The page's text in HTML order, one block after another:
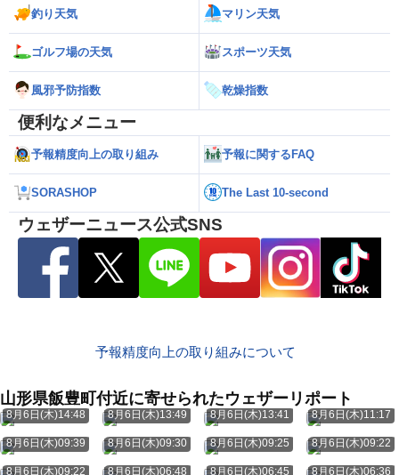
釣り天気 マリン天気
ゴルフ場の天気 スポーツ天気
風邪予防指数 乾燥指数
便利なメニュー
予報精度向上の取り組み 予報に関するFAQ
SORASHOP The Last 10-second
ウェザーニュース公式SNS
予報精度向上の取り組みについて
山形県飯豊町付近に寄せられたウェザーリポート
8月6日(木)14:48 8月6日(木)13:49 8月6日(木)13:41 8月6日(木)11:17
8月6日(木)09:39 8月6日(木)09:30 8月6日(木)09:25 8月6日(木)09:22
8月6日(木)09:22 8月6日(木)06:48 8月6日(木)06:45 8月6日(木)06:36